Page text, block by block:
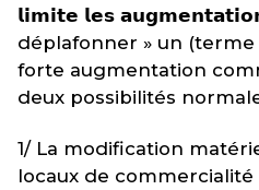
𝗹𝗶𝗺𝗶𝘁𝗲 𝗹𝗲𝘀
déplafonner » un (terme
forte augmentation
deux possibilités
1/ La modification
locaux de